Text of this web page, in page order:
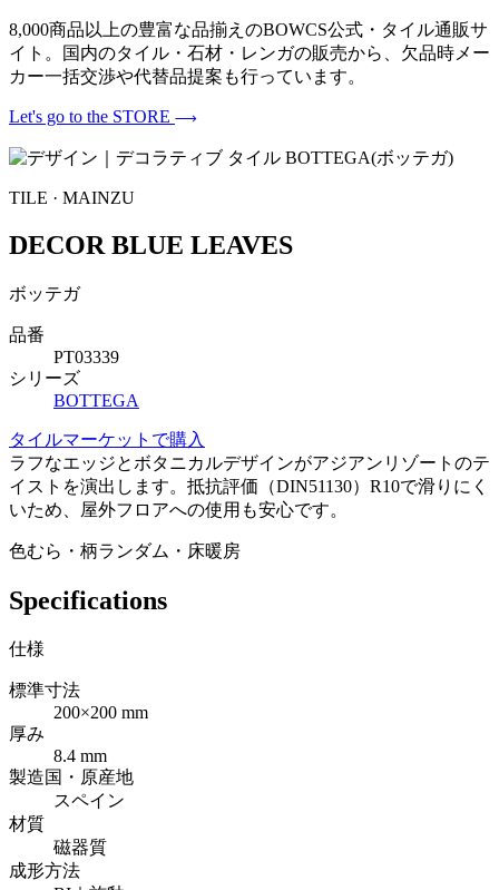
8,000商品以上の豊富な品揃えのBOWCS公式・タイル通販サ
イト。国内のタイル・石材・レンガの販売から、欠品時メー
カー一括交渉や代替品提案も行っています。
Let's go to the STORE
TILE · MAINZU
DECOR BLUE LEAVES
ボッテガ
品番
PT03339
シリーズ
BOTTEGA
タイルマーケットで購入
ラフなエッジとボタニカルデザインがアジアンリゾートのテ
イストを演出します。抵抗評価（DIN51130）R10で滑りにく
いため、屋外フロアへの使用も安心です。
色むら・柄ランダム・床暖房
Specifications
仕様
標準寸法
200×200 mm
厚み
8.4 mm
製造国・原産地
スペイン
材質
磁器質
成形方法